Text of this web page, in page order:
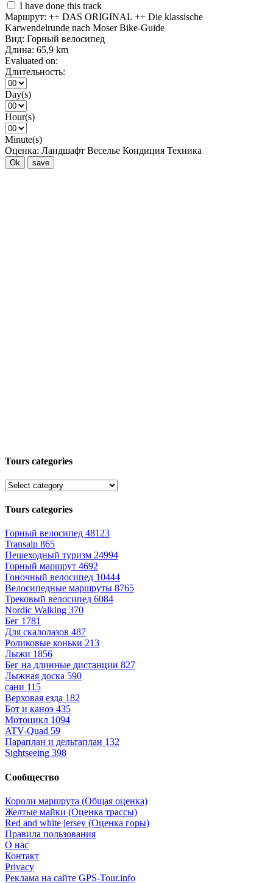
I have done this track
Маршрут: ++ DAS ORIGINAL ++ Die klassische
Karwendelrunde nach Moser Bike-Guide
Вид: Горный велосипед
Длина: 65,9 km
Evaluated on:
Длительность:
Day(s)
Hour(s)
Minute(s)
Оценка: Ландшафт Веселье Кондиция Техника
Ok save
Tours categories
Tours categories
Горный велосипед 48123
Transalp 865
Пешеходный туризм 24994
Горный маршрут 4692
Гоночный велосипед 10444
Велосипедные маршруты 8765
Трековый велосипед 6084
Nordic Walking 370
Бег 1781
Для скалолазов 487
Роликовые коньки 213
Лыжи 1856
Бег на длинные дистанции 827
Лыжная доска 590
сани 115
Верховая езда 182
Бот и каноэ 435
Мотоцикл 1094
ATV-Quad 59
Параплан и дельтаплан 132
Sightseeing 398
Сообщество
Короли маршрута (Общая оценка)
Желтые майки (Оценка трассы)
Red and white jersey (Оценка горы)
Правила пользования
О нас
Контакт
Privacy
Реклама на сайте GPS-Tour.info